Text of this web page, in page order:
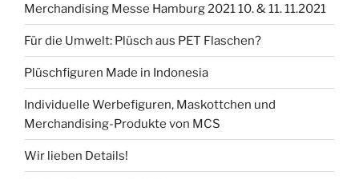
Merchandising Messe Hamburg 2021 10. & 11. 11.2021
Für die Umwelt: Plüsch aus PET Flaschen?
Plüschfiguren Made in Indonesia
Individuelle Werbefiguren, Maskottchen und
Merchandising-­Produkte von MCS
Wir lieben Details!